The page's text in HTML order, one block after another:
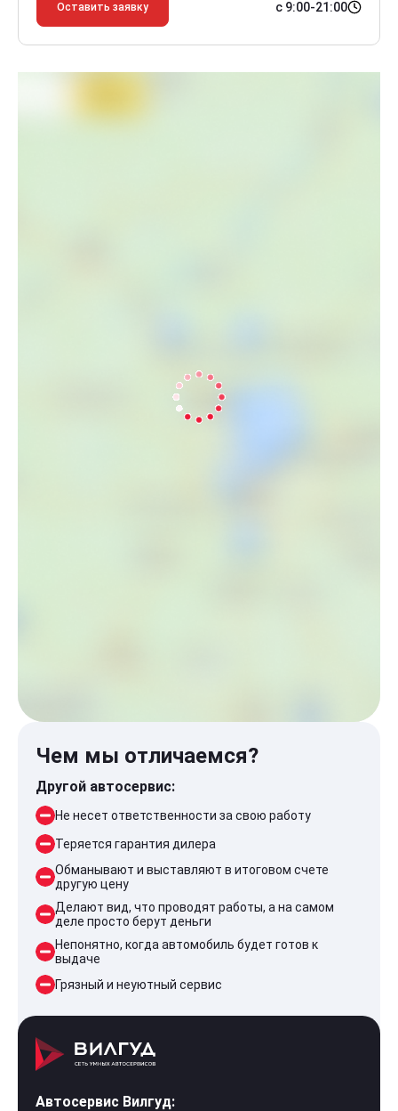
Оставить заявку с 9:00-21:00
Чем мы отличаемся?
Другой автосервис:
Не несет ответственности за свою работу
Теряется гарантия дилера
Обманывают и выставляют в итоговом счете
другую цену
Делают вид, что проводят работы, а на самом
деле просто берут деньги
Непонятно, когда автомобиль будет готов к
выдаче
Грязный и неуютный сервис
Автосервис Вилгуд: